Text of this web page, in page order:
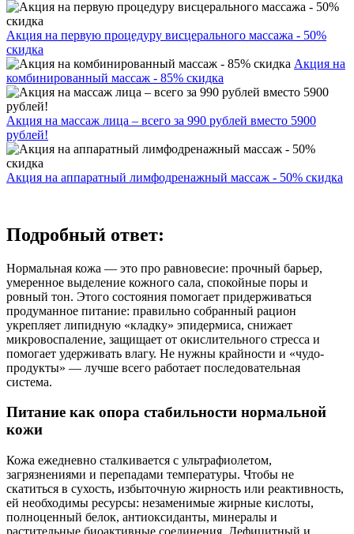
Акция на первую процедуру висцерального массажа - 50%
скидка
Акция на
комбинированный массаж - 85% скидка
Акция на массаж лица – всего за 990 рублей вместо 5900
рублей!
Акция на аппаратный лимфодренажный массаж - 50% скидка
Подробный ответ:
Нормальная кожа — это про равновесие: прочный барьер,
умеренное выделение кожного сала, спокойные поры и
ровный тон. Этого состояния помогает придерживаться
продуманное питание: правильно собранный рацион
укрепляет липидную «кладку» эпидермиса, снижает
микровоспаление, защищает от окислительного стресса и
помогает удерживать влагу. Не нужны крайности и «чудо-
продукты» — лучше всего работает последовательная
система.
Питание как опора стабильности нормальной
кожи
Кожа ежедневно сталкивается с ультрафиолетом,
загрязнениями и перепадами температуры. Чтобы не
скатиться в сухость, избыточную жирность или реактивность,
ей необходимы ресурсы: незаменимые жирные кислоты,
полноценный белок, антиоксиданты, минералы и
растительные биоактивные соединения. Дефицитный и